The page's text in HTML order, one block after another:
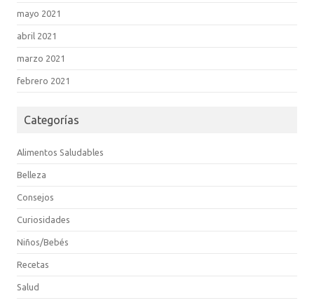
mayo 2021
abril 2021
marzo 2021
febrero 2021
Categorías
Alimentos Saludables
Belleza
Consejos
Curiosidades
Niños/Bebés
Recetas
Salud